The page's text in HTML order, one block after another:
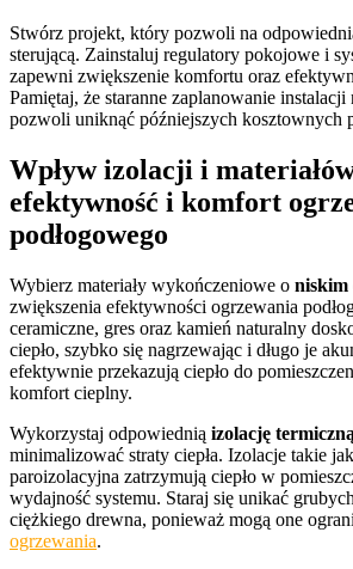
Stwórz projekt, który pozwoli na
sterującą. Zainstaluj regulatory pokojowe i
zapewni zwiększenie komfortu oraz
Pamiętaj, że staranne zaplanowanie
pozwoli uniknąć późniejszych kosztownych
Wpływ izolacji i
efektywność i komfort
podłogowego
Wybierz materiały wykończeniowe o niskim
zwiększenia efektywności ogrzewania
ceramiczne, gres oraz kamień naturalny
ciepło, szybko się nagrzewając i długo je
efektywnie przekazują ciepło do
komfort cieplny.
Wykorzystaj odpowiednią izolację termiczną
minimalizować straty ciepła. Izolacje takie
paroizolacyjna zatrzymują ciepło w
wydajność systemu. Staraj się unikać
ciężkiego drewna, ponieważ mogą one
ogrzewania.